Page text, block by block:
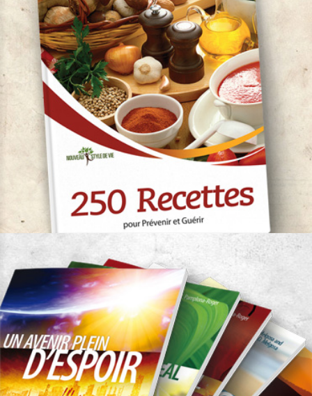
Vie et Santé
250 Recettes
Auteurs:Dr. Georges Pamplona Roger -Dra. Malaxetxebarria
Nouveau Style de Vie